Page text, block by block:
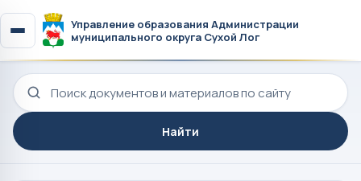
Управление образования Администрации
муниципального округа Сухой Лог
Поиск по сайту
Найти